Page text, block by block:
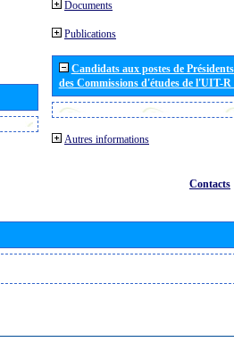
Documents
Publications
Candidats aux postes de
des Commissions d'études de l'UIT-
Autres informations
Contacts